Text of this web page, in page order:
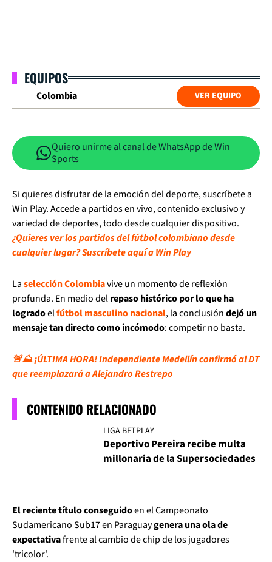
EQUIPOS
Colombia VER EQUIPO
Quiero unirme al canal de WhatsApp de Win
Sports
Si quieres disfrutar de la emoción del deporte, suscríbete a
Win Play. Accede a partidos en vivo, contenido exclusivo y
variedad de deportes, todo desde cualquier dispositivo.
¿Quieres ver los partidos del fútbol colombiano desde
cualquier lugar? Suscríbete aquí a Win Play
Laselección Colombiavive un momento de reflexión
profunda. En medio delrepaso histórico por lo que ha
logradoelfútbol masculino nacional, la conclusióndejó un
mensaje tan directo como incómodo: competir no basta.
🚨⛰️ ¡ÚLTIMA HORA! Independiente Medellín confirmó al DT
que reemplazará a Alejandro Restrepo
CONTENIDO RELACIONADO
LIGA BETPLAY
Deportivo Pereira recibe multa
millonaria de la Supersociedades
El reciente título conseguidoen el Campeonato
Sudamericano Sub17 en Paraguaygenera una ola de
expectativafrente al cambio de chip de los jugadores
'tricolor'.